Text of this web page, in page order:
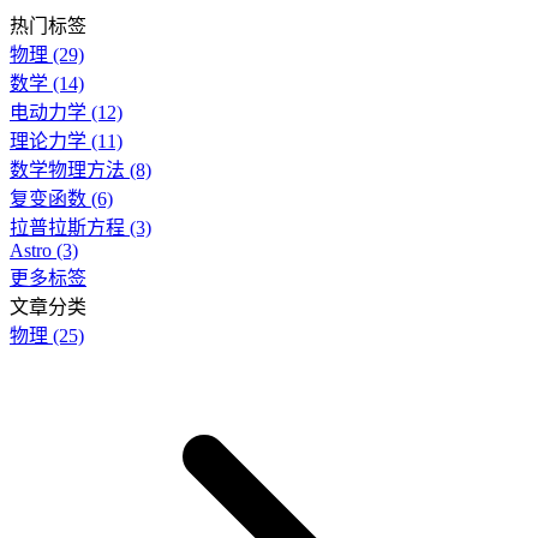
热门标签
物理 (29)
数学 (14)
电动力学 (12)
理论力学 (11)
数学物理方法 (8)
复变函数 (6)
拉普拉斯方程 (3)
Astro (3)
更多标签
文章分类
物理 (25)